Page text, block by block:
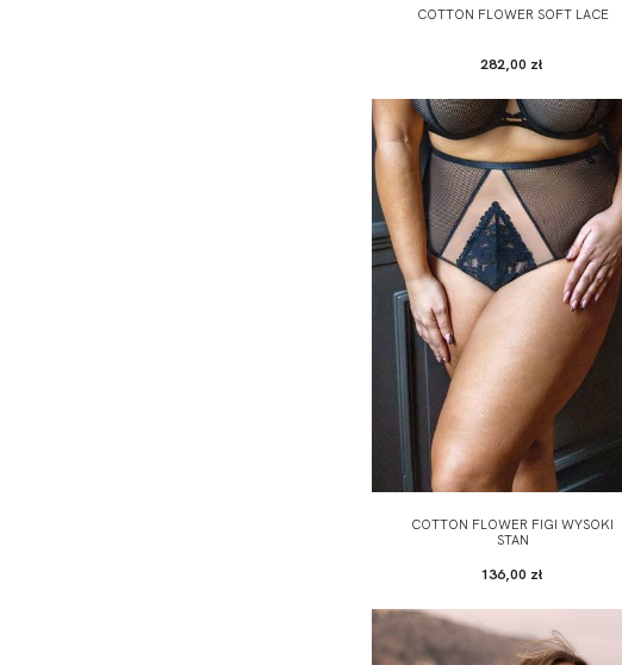
COTTON FLOWER SOFT LACE
282,00 zł
COTTON FLOWER FIGI WYSOKI
STAN
136,00 zł